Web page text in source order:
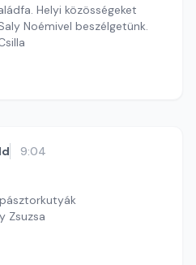
Helyi közösségeket
Noémivel beszélgetünk.
9:04
Zsuzsa